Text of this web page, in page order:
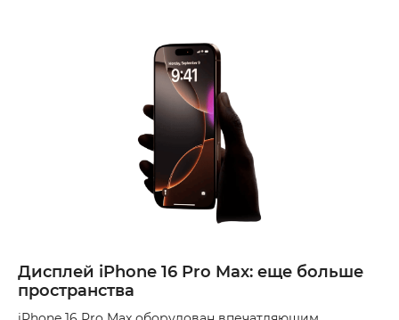
Дисплей iPhone 16 Pro Max: еще больше
пространства